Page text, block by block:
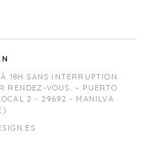
18H SANS INTERRUPTION.
RENDEZ-VOUS. – PUERTO
2 - 29692 - MANILVA